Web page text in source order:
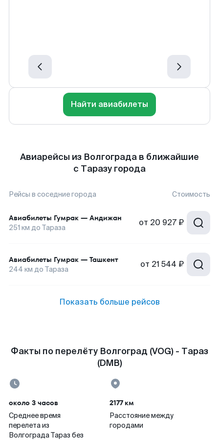
Найти авиабилеты
Авиарейсы из Волгограда в ближайшие
с Таразу города
Рейсы в соседние города Стоимость
Авиабилеты Гумрак — Андижан
251 км до Тараза от 20 927 ₽
Авиабилеты Гумрак — Ташкент
244 км до Тараза от 21 544 ₽
Показать больше рейсов
Факты по перелёту Волгоград (VOG) - Тараз
(DMB)
около 3 часов
Среднее время
перелета из
Волгограда Тараз без
2177 км
Расстояние между
городами